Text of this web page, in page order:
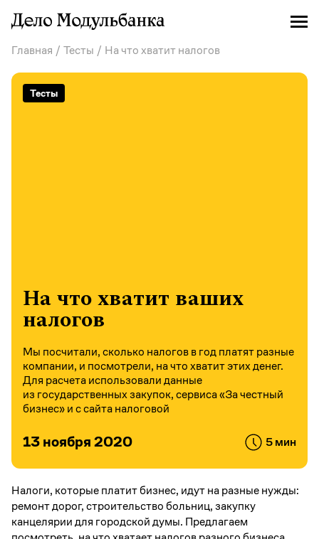
Главная / Тесты / На что хватит налогов
Тесты
На что хватит ваших
налогов
Мы посчитали, сколько налогов в год платят разные
компании, и посмотрели, на что хватит этих денег.
Для расчета использовали данные
из государственных закупок, сервиса «За честный
бизнес» и с сайта налоговой
13 ноября 2020 5 мин
Налоги, которые платит бизнес, идут на разные нужды:
ремонт дорог, строительство больниц, закупку
канцелярии для городской думы. Предлагаем